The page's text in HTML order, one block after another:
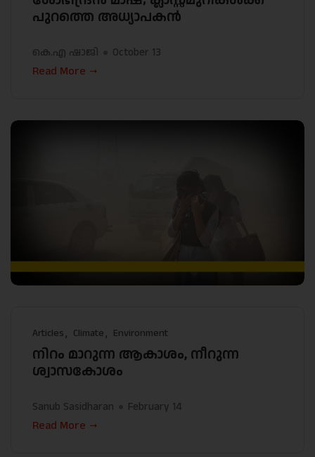
പുറത്തെ അധ്യാപകൻ
കെ.എ ഷാജി October 13
Read More
Articles Climate Environment
നിറം മാറുന്ന ആകാശം, നീറുന്ന
ശ്വാസകോശം
Sanub Sasidharan February 14
Read More